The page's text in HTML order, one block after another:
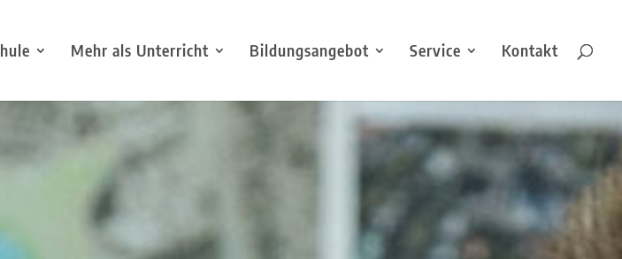
Mehr als Unterricht Bildungsangebot Service Kontakt